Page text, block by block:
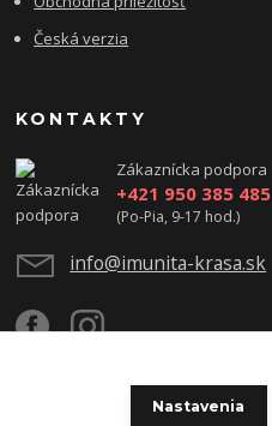
Česká verzia
KONTAKTY
Zákaznícka podpora
+421 950 385 485
(Po-Pia, 9-17 hod.)
info@imunita-krasa.sk
Nastavenia